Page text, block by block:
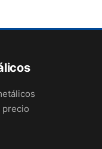
precio